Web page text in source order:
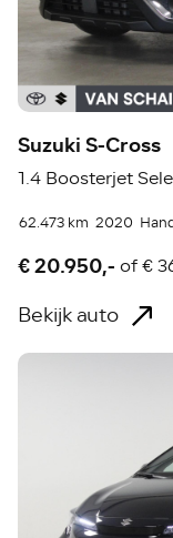
Suzuki S-Cross
1.4 Boosterjet
62.473 km 2020
€ 20.950,- of€
Bekijk auto